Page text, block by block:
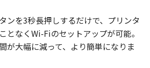
ンを3秒長押しするだけで、プリンタ
となくWi-Fiのセットアップが可能。
が大幅に減って、より簡単になりま